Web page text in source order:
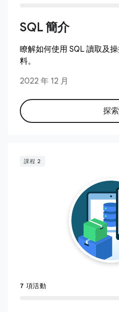
SQL 簡介
瞭解如何使用 SQL 讀取及
料。
2022 年 12 月
探索
課程 2
7 項活動